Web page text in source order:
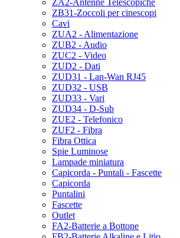
ZA2-Antenne Telescopiche
ZB31-Zoccoli per cinescopi
Cavi
ZUA2 - Alimentazione
ZUB2 - Audio
ZUC2 - Video
ZUD2 - Dati
ZUD31 - Lan-Wan RJ45
ZUD32 - USB
ZUD33 - Vari
ZUD34 - D-Sub
ZUE2 - Telefonico
ZUF2 - Fibra
Fibra Ottica
Spie Luminose
Lampade miniatura
Capicorda - Puntali - Fascette
Capicorda
Puntalini
Fascette
Outlet
FA2-Batterie a Bottone